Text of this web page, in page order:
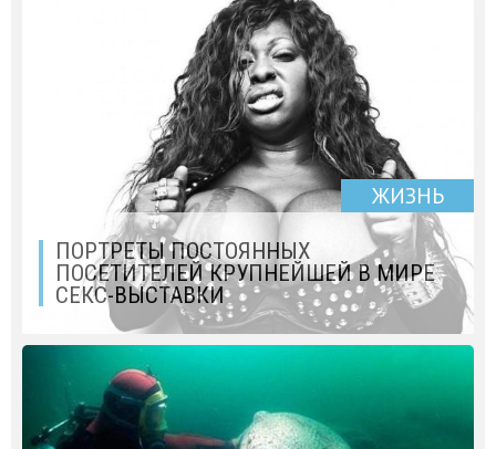
ЖИЗНЬ
ПОРТРЕТЫ ПОСТОЯННЫХ
ПОСЕТИТЕЛЕЙ КРУПНЕЙШЕЙ В МИРЕ
СЕКС-ВЫСТАВКИ